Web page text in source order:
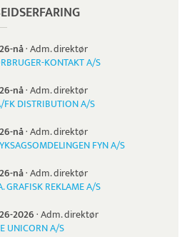
nå·Adm. direktør
KONTAKT A/S
nå·Adm. direktør
FK DISTRIBUTION A/S
nå·Adm. direktør
FYN A/S
nå·Adm. direktør
GRAFISK REKLAME A/S
2026·Adm. direktør
UNICORN A/S